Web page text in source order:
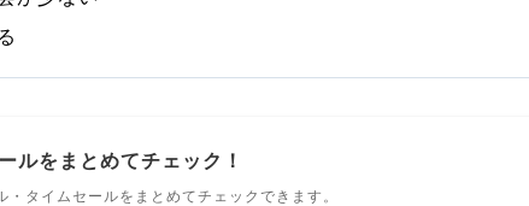
ルをまとめてチェック！
・タイムセールをまとめてチェックできます。